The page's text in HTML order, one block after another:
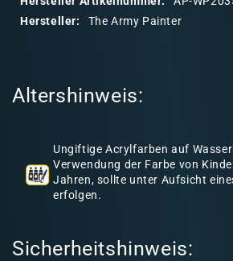
n
Hersteller:
The Army Painter
Altershinweis:
Ungiftige Acrylfarben auf
Verwendung der Farbe von
Jahren, sollte unter Aufsicht
erfolgen.
Sicherheitshinweis: